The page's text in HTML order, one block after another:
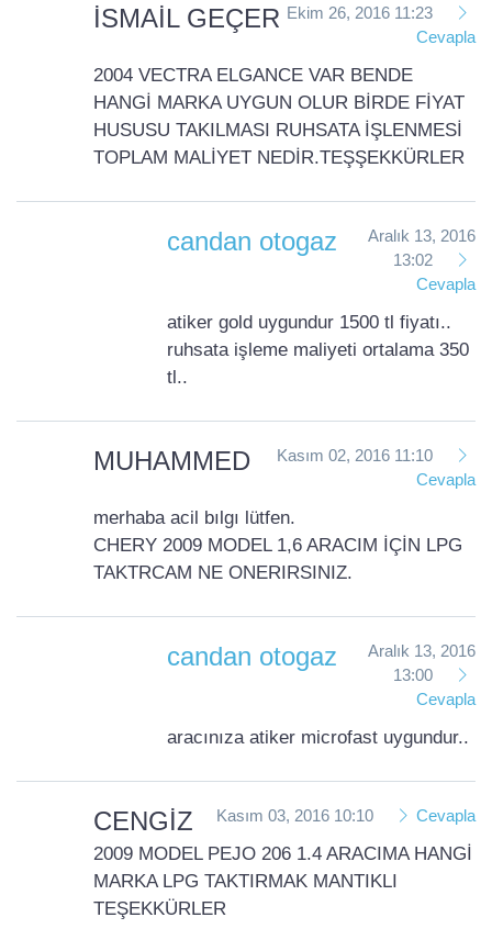
İSMAİL GEÇER Ekim 26, 2016 11:23
Cevapla
2004 VECTRA ELGANCE VAR BENDE
HANGİ MARKA UYGUN OLUR BİRDE FİYAT
HUSUSU TAKILMASI RUHSATA İŞLENMESİ
TOPLAM MALİYET NEDİR.TEŞŞEKKÜRLER
candan otogaz
Aralık 13, 2016
13:02
Cevapla
atiker gold uygundur 1500 tl fiyatı..
ruhsata işleme maliyeti ortalama 350
tl..
MUHAMMED
Kasım 02, 2016 11:10
Cevapla
merhaba acil bılgı lütfen.
CHERY 2009 MODEL 1,6 ARACIM İÇİN LPG
TAKTRCAM NE ONERIRSINIZ.
candan otogaz
Aralık 13, 2016
13:00
Cevapla
aracınıza atiker microfast uygundur..
CENGİZ Kasım 03, 2016 10:10 Cevapla
2009 MODEL PEJO 206 1.4 ARACIMA HANGİ
MARKA LPG TAKTIRMAK MANTIKLI
TEŞEKKÜRLER